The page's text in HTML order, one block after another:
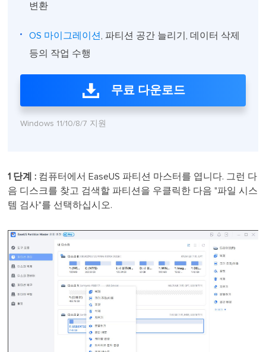
변환
OS 마이그레이션
, 파티션 공간 늘리기, 데이터 삭제
등의 작업 수행
무료 다운로드
Windows 11/10/8/7 지원
1 단계 : 컴퓨터에서 EaseUS 파티션 마스터를 엽니다. 그런 다
음 디스크를 찾고 검색할 파티션을 우클릭한 다음 "파일 시스
템 검사"를 선택하십시오.